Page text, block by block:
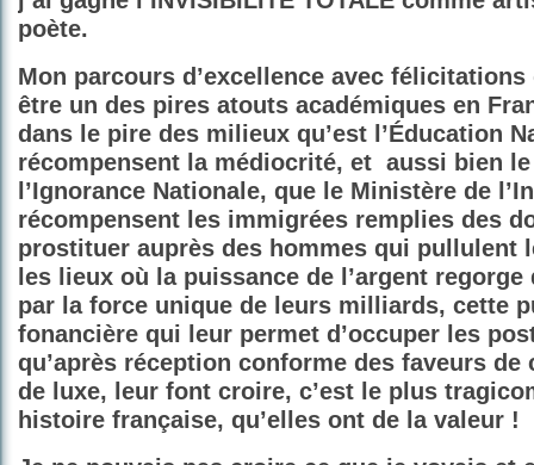
poète.
Mon parcours d’excellence avec
être un des pires atouts académiques en
dans le pire des milieux qu’est l’Éducation
récompensent la médiocrité, et aussi bien
l’Ignorance Nationale, que le Ministère de
récompensent les immigrées remplies des
prostituer auprès des hommes qui pullulent
les lieux où la puissance de l’argent regorge
par la force unique de leurs milliards, cette
fonancière qui leur permet d’occuper les
qu’après réception conforme des faveurs de
de luxe, leur font croire, c’est le plus
histoire française, qu’elles ont de la valeur !